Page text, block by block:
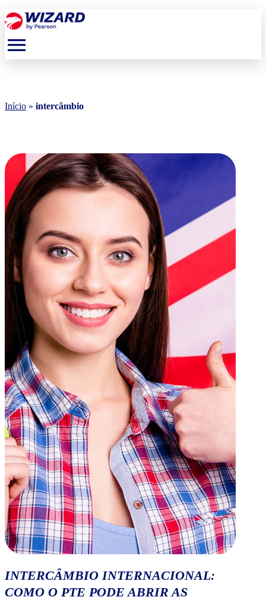
menu
Início » intercâmbio
INTERCÂMBIO INTERNACIONAL:
COMO O PTE PODE ABRIR AS